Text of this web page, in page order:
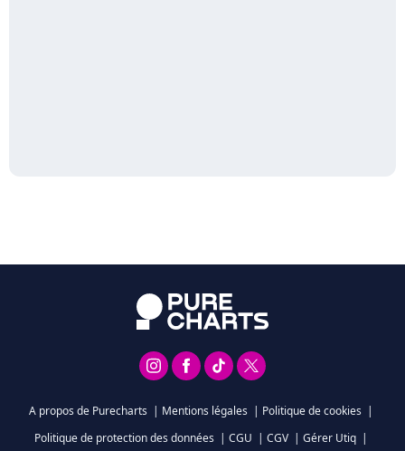
A propos de Purecharts | Mentions légales | Politique de cookies |
Politique de protection des données | CGU | CGV | Gérer Utiq |